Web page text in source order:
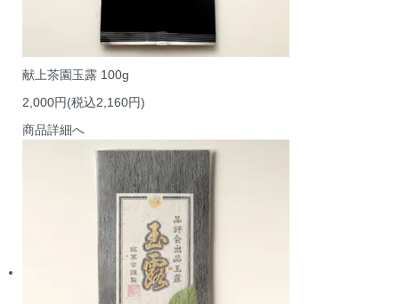
献上茶園玉露 100g
2,000円(税込2,160円)
商品詳細へ